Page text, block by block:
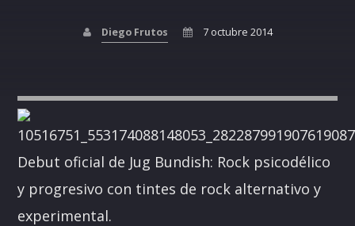
Diego Frutos 7 octubre 2014
Debut oficial de Jug Bundish: Rock psicodélico
y progresivo con tintes de rock alternativo y
experimental.